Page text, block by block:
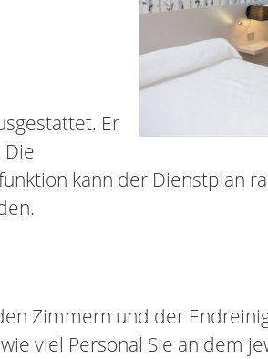
Er
kann der Dienstplan
Zimmern und der
viel Personal Sie an dem